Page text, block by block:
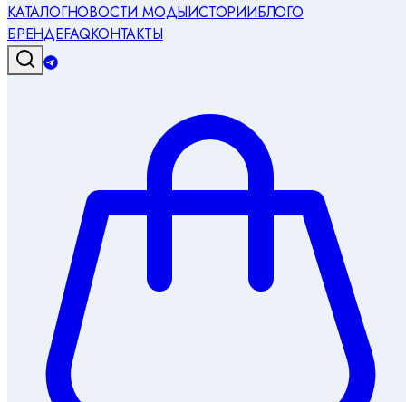
КАТАЛОГНОВОСТИ МОДЫИСТОРИИБЛОГО
БРЕНДЕFAQКОНТАКТЫ